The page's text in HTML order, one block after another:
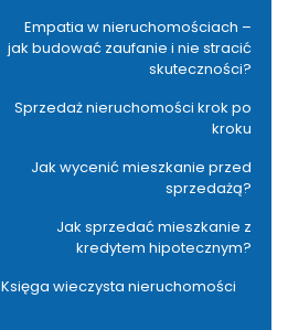
Empatia w nieruchomościach –
jak budować zaufanie i nie stracić
skuteczności?
Sprzedaż nieruchomości krok po
kroku
Jak wycenić mieszkanie przed
sprzedażą?
Jak sprzedać mieszkanie z
kredytem hipotecznym?
Księga wieczysta nieruchomości